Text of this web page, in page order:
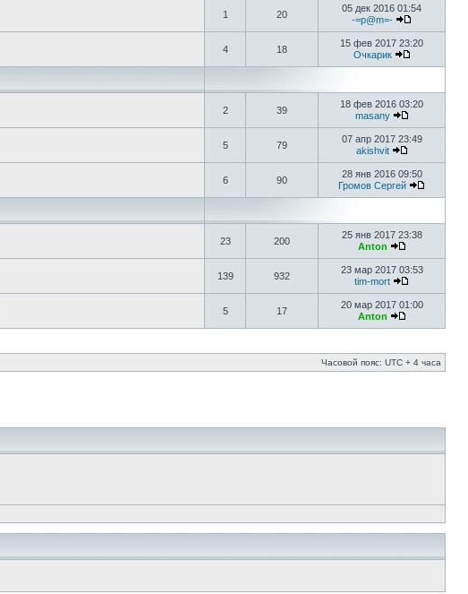
1 20
05 дек 2016 01:54
-=p@m=-
4 18
15 фев 2017 23:20
Очкарик
2 39
18 фев 2016 03:20
masany
5 79
07 апр 2017 23:49
akishvit
6 90
28 янв 2016 09:50
Громов Сергей
23 200
25 янв 2017 23:38
Anton
139 932
23 мар 2017 03:53
tim-mort
5 17
20 мар 2017 01:00
Anton
Часовой пояс: UTC + 4 часа